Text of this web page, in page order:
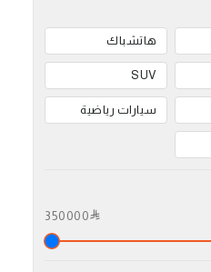
هاتشباك
SUV
سيارات رياضية
350000